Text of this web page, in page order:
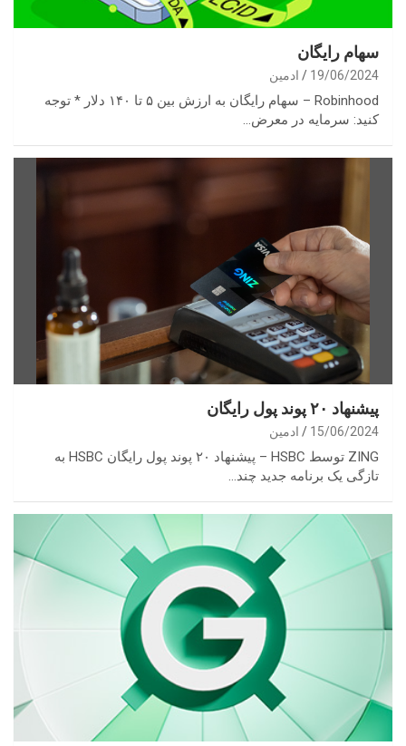
سهام رایگان
19/06/2024 ادمین
Robinhood – سهام رایگان به ارزش بین ۵ تا ۱۴۰ دلار * توجه
کنید: سرمایه در معرض…
پیشنهاد ۲۰ پوند پول رایگان
15/06/2024 ادمین
ZING توسط HSBC – پیشنهاد ۲۰ پوند پول رایگان HSBC به
تازگی یک برنامه جدید چند…